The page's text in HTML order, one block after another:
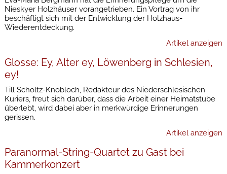
Nieskyer Holzhäuser vorangetrieben. Ein Vortrag von ihr
beschäftigt sich mit der Entwicklung der Holzhaus-
Wiederentdeckung.
Artikel anzeigen
Glosse: Ey, Alter ey, Löwenberg in Schlesien,
ey!
Till Scholtz-Knobloch, Redakteur des Niederschlesischen
Kuriers, freut sich darüber, dass die Arbeit einer Heimatstube
überlebt, wird dabei aber in merkwürdige Erinnerungen
gerissen.
Artikel anzeigen
Paranormal-String-Quartet zu Gast bei
Kammerkonzert